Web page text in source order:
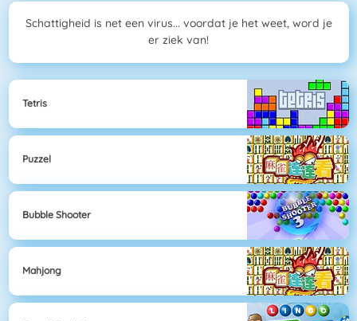
Schattigheid is net een virus... voordat je het weet, word je
er ziek van!
Tetris
Puzzel
Bubble Shooter
Mahjong